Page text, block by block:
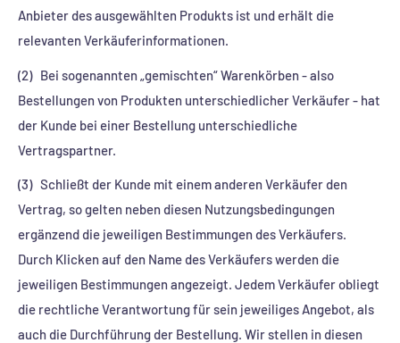
Anbieter des ausgewählten Produkts ist und erhält die
relevanten Verkäuferinformationen.
(2) Bei sogenannten „gemischten“ Warenkörben - also
Bestellungen von Produkten unterschiedlicher Verkäufer - hat
der Kunde bei einer Bestellung unterschiedliche
Vertragspartner.
(3) Schließt der Kunde mit einem anderen Verkäufer den
Vertrag, so gelten neben diesen Nutzungsbedingungen
ergänzend die jeweiligen Bestimmungen des Verkäufers.
Durch Klicken auf den Name des Verkäufers werden die
jeweiligen Bestimmungen angezeigt. Jedem Verkäufer obliegt
die rechtliche Verantwortung für sein jeweiliges Angebot, als
auch die Durchführung der Bestellung. Wir stellen in diesen